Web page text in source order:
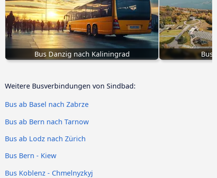
Bus Danzig nach Kaliningrad Bus
Weitere Busverbindungen von Sindbad:
Bus ab Basel nach Zabrze
Bus ab Bern nach Tarnow
Bus ab Lodz nach Zürich
Bus Bern - Kiew
Bus Koblenz - Chmelnyzkyj